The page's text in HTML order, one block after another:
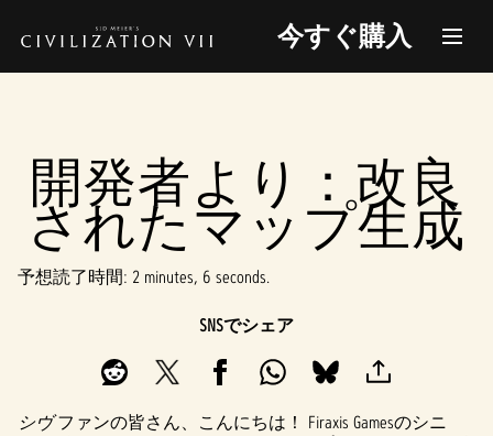
今すぐ購入
開発者より：改良
されたマップ生成
予想読了時間 2 minutes, 6 seconds
SNSでシェア
シヴファンの皆さん、こんにちは！ Firaxis Gamesのシニ